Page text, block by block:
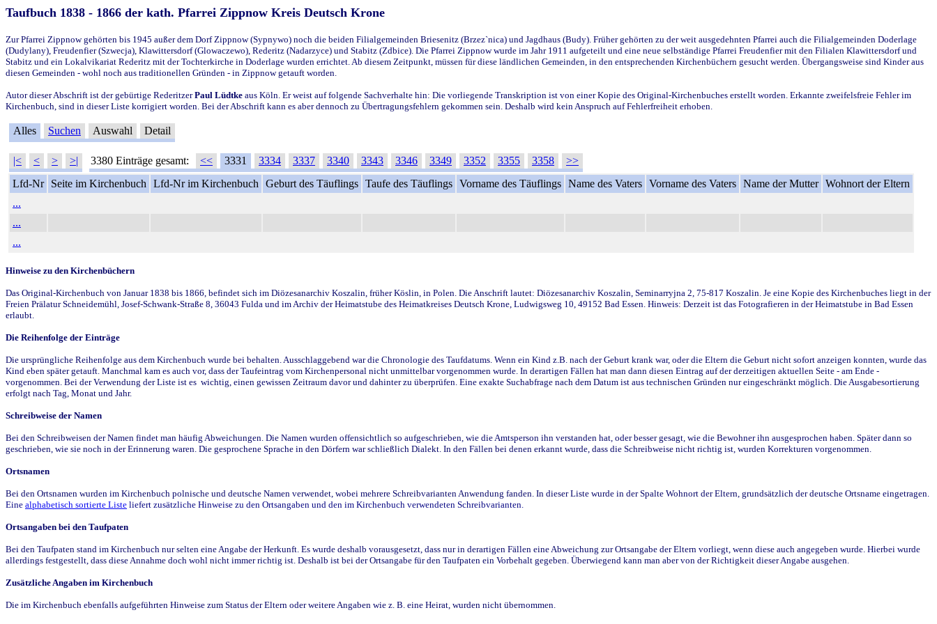
Taufbuch 1838 - 1866 der kath. Pfarrei Zippnow Kreis Deutsch Krone
Zur Pfarrei Zippnow gehörten bis 1945 außer dem Dorf Zippnow (Sypnywo) noch die beiden Filialgemeinden Briesenitz (Brzez`nica) und Jagdhaus (Budy). Früher gehörten zu der weit ausgedehnten Pfarrei auch die Filialgemeinden Doderlage
(Dudylany), Freudenfier (Szwecja), Klawittersdorf (Glowaczewo), Rederitz (Nadarzyce) und Stabitz (Zdbice). Die Pfarrei Zippnow wurde im Jahr 1911 aufgeteilt und eine neue selbständige Pfarrei Freudenfier mit den Filialen Klawittersdorf und
Stabitz und ein Lokalvikariat Rederitz mit der Tochterkirche in Doderlage wurden errichtet. Ab diesem Zeitpunkt, müssen für diese ländlichen Gemeinden, in den entsprechenden Kirchenbüchern gesucht werden. Übergangsweise sind Kinder aus
diesen Gemeinden - wohl noch aus traditionellen Gründen - in Zippnow getauft worden.
Autor dieser Abschrift ist der gebürtige RederitzerPaul Lüdtke aus Köln. Er weist auf folgende Sachverhalte hin: Die vorliegende Transkription ist von einer Kopie des Original-Kirchenbuches erstellt worden. Erkannte zweifelsfreie Fehler im
Kirchenbuch, sind in dieser Liste korrigiert worden. Bei der Abschrift kann es aber dennoch zu Übertragungsfehlern gekommen sein. Deshalb wird kein Anspruch auf Fehlerfreiheit erhoben.
Alles Suchen Auswahl Detail
|< < > >| 3380 Einträge gesamt: << 3331 3334 3337 3340 3343 3346 3349 3352 3355 3358
>>
Lfd-Nr
Seite im Kirchenbuch Lfd-Nr im Kirchenbuch Geburt des Täuflings Taufe des Täuflings Vorname des Täuflings Name des Vaters Vorname des Vaters Name der Mutter Wohnort der Eltern
...
...
...
Hinweise zu den Kirchenbüchern
Das Original-Kirchenbuch von Januar 1838 bis 1866, befindet sich im Diözesanarchiv Koszalin, früher Köslin, in Polen. Die Anschrift lautet: Diözesanarchiv Koszalin, Seminarryjna 2, 75-817 Koszalin. Je eine Kopie des Kirchenbuches liegt in der
Freien Prälatur Schneidemühl, Josef-Schwank-Straße 8, 36043 Fulda und im Archiv der Heimatstube des Heimatkreises Deutsch Krone, Ludwigsweg 10, 49152 Bad Essen. Hinweis: Derzeit ist das Fotografieren in der Heimatstube in Bad Essen
erlaubt.
Die Reihenfolge der Einträge
Die ursprüngliche Reihenfolge aus dem Kirchenbuch wurde bei behalten. Ausschlaggebend war die Chronologie des Taufdatums. Wenn ein Kind z.B. nach der Geburt krank war, oder die Eltern die Geburt nicht sofort anzeigen konnten, wurde das
Kind eben später getauft. Manchmal kam es auch vor, dass der Taufeintrag vom Kirchenpersonal nicht unmittelbar vorgenommen wurde. In derartigen Fällen hat man dann diesen Eintrag auf der derzeitigen aktuellen Seite - am Ende -
vorgenommen. Bei der Verwendung der Liste ist es wichtig, einen gewissen Zeitraum davor und dahinter zu überprüfen. Eine exakte Suchabfrage nach dem Datum ist aus technischen Gründen nur eingeschränkt möglich. Die Ausgabesortierung
erfolgt nach Tag, Monat und Jahr.
Schreibweise der Namen
Bei den Schreibweisen der Namen findet man häufig Abweichungen. Die Namen wurden offensichtlich so aufgeschrieben, wie die Amtsperson ihn verstanden hat, oder besser gesagt, wie die Bewohner ihn ausgesprochen haben. Später dann so
geschrieben, wie sie noch in der Erinnerung waren. Die gesprochene Sprache in den Dörfern war schließlich Dialekt. In den Fällen bei denen erkannt wurde, dass die Schreibweise nicht richtig ist, wurden Korrekturen vorgenommen.
Ortsnamen
Bei den Ortsnamen wurden im Kirchenbuch polnische und deutsche Namen verwendet, wobei mehrere Schreibvarianten Anwendung fanden. In dieser Liste wurde in der Spalte Wohnort der Eltern, grundsätzlich der deutsche Ortsname eingetragen.
Eine alphabetisch sortierte Liste liefert zusätzliche Hinweise zu den Ortsangaben und den im Kirchenbuch verwendeten Schreibvarianten.
Ortsangaben bei den Taufpaten
Bei den Taufpaten stand im Kirchenbuch nur selten eine Angabe der Herkunft. Es wurde deshalb vorausgesetzt, dass nur in derartigen Fällen eine Abweichung zur Ortsangabe der Eltern vorliegt, wenn diese auch angegeben wurde. Hierbei wurde
allerdings festgestellt, dass diese Annahme doch wohl nicht immer richtig ist. Deshalb ist bei der Ortsangabe für den Taufpaten ein Vorbehalt gegeben. Überwiegend kann man aber von der Richtigkeit dieser Angabe ausgehen.
Zusätzliche Angaben im Kirchenbuch
Die im Kirchenbuch ebenfalls aufgeführten Hinweise zum Status der Eltern oder weitere Angaben wie z. B. eine Heirat, wurden nicht übernommen.